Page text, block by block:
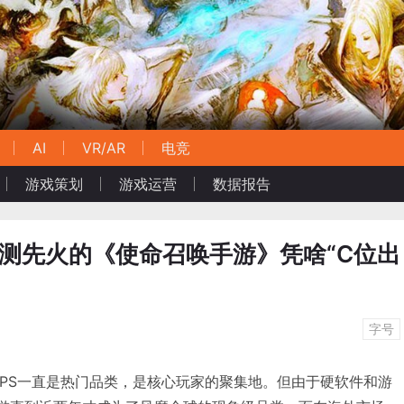
AI VR/AR
电竞
游戏策划
游戏运营 数据报告
先火的《使命召唤手游》凭啥“C位出
字号
一直是热门品类，是核心玩家的聚集地。但由于硬软件和游